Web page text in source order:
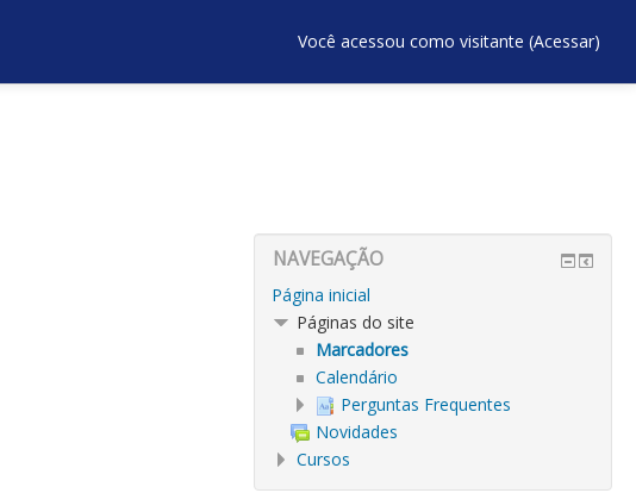
Você acessou como visitante (Acessar)
NAVEGAÇÃO
Página inicial
Páginas do site
Marcadores
Calendário
Perguntas Frequentes
Novidades
Cursos